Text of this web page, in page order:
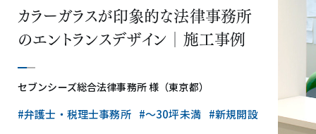
カラーガラスが印象的な法律事務所
のエントランスデザイン│施工事例
セブンシーズ総合法律事務所 様（東京都）
#弁護士・税理士事務所 #〜30坪未満 #新規開設